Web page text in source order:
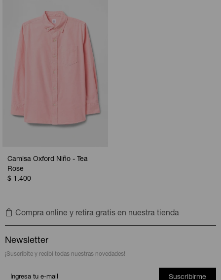
Camisa Oxford Niño - Tea
Rose
$ 1.400
Compra online y retira gratis en nuestra tienda
Newsletter
¡Suscribite y recibí todas nuestras novedades!
Suscribirme